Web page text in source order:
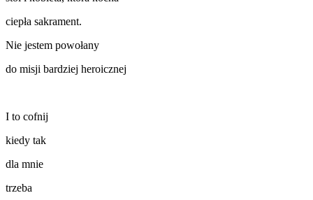
ciepła sakrament.
Nie jestem powołany
do misji bardziej heroicznej
I to cofnij
kiedy tak
dla mnie
trzeba